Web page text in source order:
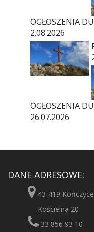
OGŁOSZENIA
2.08.2026
OGŁOSZENIA
26.07.2026
DANE ADRESOWE:
43-419
Kościelna 20
33 856 93 10